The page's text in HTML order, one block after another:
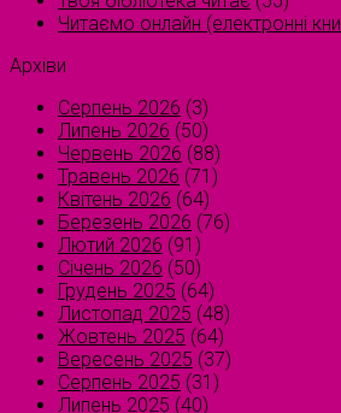
Читаємо онлайн (електронні
Архіви
Серпень 2026 (3)
Липень 2026 (50)
Червень 2026 (88)
Травень 2026 (71)
Квітень 2026 (64)
Березень 2026 (76)
Лютий 2026 (91)
Січень 2026 (50)
Грудень 2025 (64)
Листопад 2025 (48)
Жовтень 2025 (64)
Вересень 2025 (37)
Серпень 2025 (31)
Липень 2025 (40)